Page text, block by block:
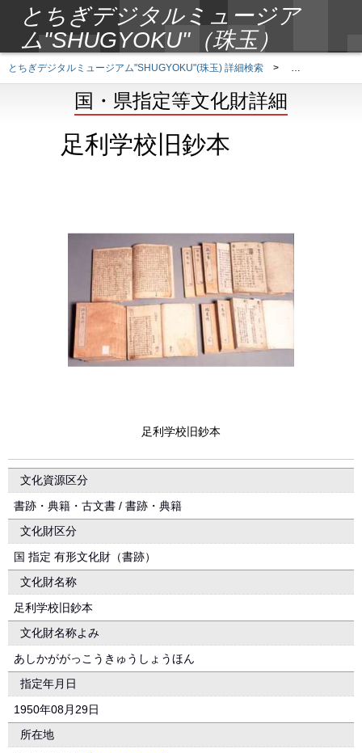
とちぎデジタルミュージア
ム"SHUGYOKU"（珠玉）
とちぎデジタルミュージアム"SHUGYOKU"(珠玉) 詳細検索 > 国・県指定等文
国・県指定等文化財詳細
足利学校旧鈔本
足利学校旧鈔本
文化資源区分
書跡・典籍・古文書 / 書跡・典籍
文化財区分
国 指定 有形文化財（書跡）
文化財名称
足利学校旧鈔本
文化財名称よみ
あしかががっこうきゅうしょうほん
指定年月日
1950年08月29日
所在地